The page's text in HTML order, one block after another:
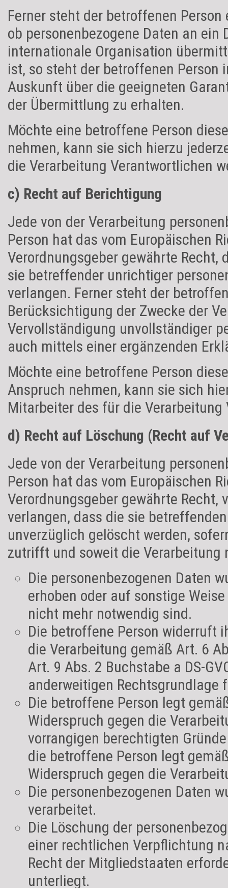
Ferner steht der betroffenen
ob personenbezogene Daten an ein
internationale Organisation
ist, so steht der betroffenen Person
Auskunft über die geeigneten
der Übermittlung zu erhalten.
Möchte eine betroffene Person
nehmen, kann sie sich hierzu
die Verarbeitung Verantwortlichen
c) Recht auf Berichtigung
Jede von der Verarbeitung
Person hat das vom Europäischen
Verordnungsgeber gewährte
sie betreffender unrichtiger
verlangen. Ferner steht der
Berücksichtigung der Zwecke der
Vervollständigung unvollständiger
auch mittels einer ergänzenden
Möchte eine betroffene Person
Anspruch nehmen, kann sie sich
Mitarbeiter des für die
d) Recht auf Löschung (Recht auf
Jede von der Verarbeitung
Person hat das vom Europäischen
Verordnungsgeber gewährte Recht,
verlangen, dass die sie
unverzüglich gelöscht werden,
zutrifft und soweit die
Die personenbezogenen Daten
erhoben oder auf sonstige
nicht mehr notwendig sind.
Die betroffene Person widerruft
die Verarbeitung gemäß Art. 6
Art. 9 Abs. 2 Buchstabe a DS-
anderweitigen Rechtsgrundlage
Die betroffene Person legt
Widerspruch gegen die
vorrangigen berechtigten
die betroffene Person legt
Widerspruch gegen die
Die personenbezogenen Daten
verarbeitet.
Die Löschung der
einer rechtlichen Verpflichtung
Recht der Mitgliedstaaten
unterliegt.